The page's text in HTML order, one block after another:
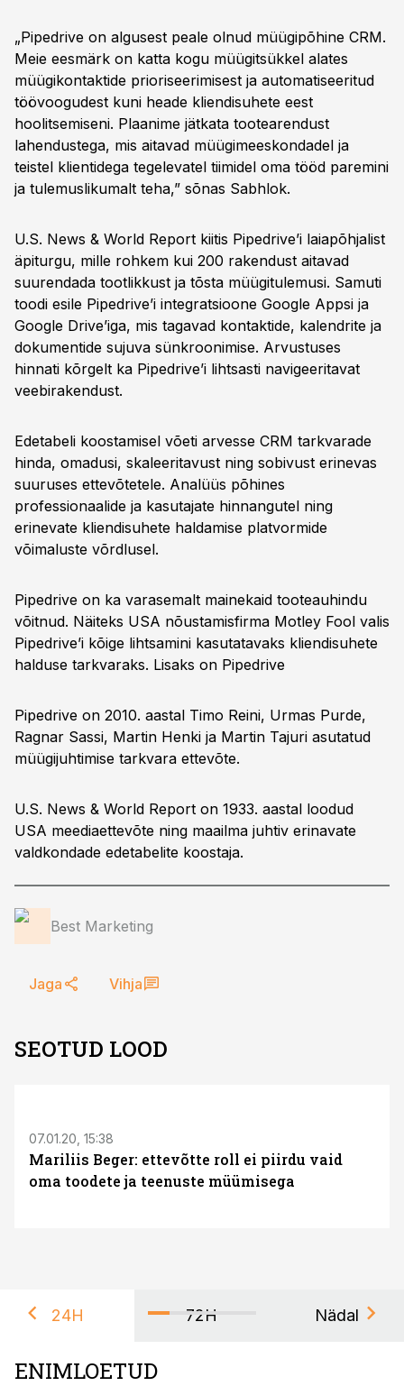
„Pipedrive on algusest peale olnud müügipõhine CRM.
Meie eesmärk on katta kogu müügitsükkel alates
müügikontaktide prioriseerimisest ja automatiseeritud
töövoogudest kuni heade kliendisuhete eest
hoolitsemiseni. Plaanime jätkata tootearendust
lahendustega, mis aitavad müügimeeskondadel ja
teistel klientidega tegelevatel tiimidel oma tööd paremini
ja tulemuslikumalt teha,” sõnas Sabhlok.
U.S. News & World Report kiitis Pipedrive’i laiapõhjalist
äpiturgu, mille rohkem kui 200 rakendust aitavad
suurendada tootlikkust ja tõsta müügitulemusi. Samuti
toodi esile Pipedrive’i integratsioone Google Appsi ja
Google Drive’iga, mis tagavad kontaktide, kalendrite ja
dokumentide sujuva sünkroonimise. Arvustuses
hinnati kõrgelt ka Pipedrive’i lihtsasti navigeeritavat
veebirakendust.
Edetabeli koostamisel võeti arvesse CRM tarkvarade
hinda, omadusi, skaleeritavust ning sobivust erinevas
suuruses ettevõtetele. Analüüs põhines
professionaalide ja kasutajate hinnangutel ning
erinevate kliendisuhete haldamise platvormide
võimaluste võrdlusel.
Pipedrive on ka varasemalt mainekaid tooteauhindu
võitnud. Näiteks USA nõustamisfirma Motley Fool valis
Pipedrive’i kõige lihtsamini kasutatavaks kliendisuhete
halduse tarkvaraks. Lisaks on Pipedrive
Pipedrive on 2010. aastal Timo Reini, Urmas Purde,
Ragnar Sassi, Martin Henki ja Martin Tajuri asutatud
müügijuhtimise tarkvara ettevõte.
U.S. News & World Report on 1933. aastal loodud
USA meediaettevõte ning maailma juhtiv erinavate
valdkondade edetabelite koostaja.
Best Marketing
Jaga Vihja
SEOTUD LOOD
07.01.20, 15:38
Mariliis Beger: ettevõtte roll ei piirdu vaid
oma toodete ja teenuste müümisega
24H 72H Nädal
ENIMLOETUD